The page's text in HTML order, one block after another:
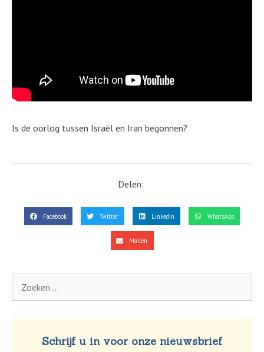
Is de oorlog tussen Israël en Iran begonnen?
Delen:
Facebook Twitter LinkedIn WhatsApp
Mailen
Schrijf u in voor onze nieuwsbrief